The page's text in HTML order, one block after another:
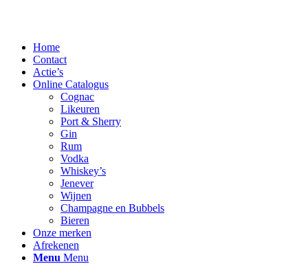
Home
Contact
Actie’s
Online Catalogus
Cognac
Likeuren
Port & Sherry
Gin
Rum
Vodka
Whiskey’s
Jenever
Wijnen
Champagne en Bubbels
Bieren
Onze merken
Afrekenen
Menu Menu